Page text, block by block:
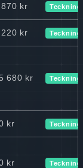
kr Teckning
kr Teckning
680 kr Teckning
kr Teckning
kr Teckning